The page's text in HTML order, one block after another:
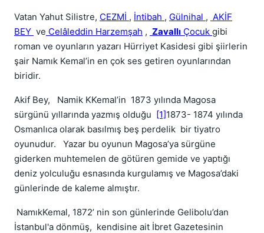
Vatan Yahut Silistre, CEZMİ , İntibah , Gülnihal , AKİF
BEY ve Celâleddin Harzemşah , Zavallı Çocuk gibi
roman ve oyunların yazarı Hürriyet Kasidesi gibi şiirlerin
şair Namık Kemal’in en çok ses getiren oyunlarından
biridir.
Akif Bey, Namik KKemal’in 1873 yılında Magosa
sürgünü yıllarında yazmış olduğu [1]1873- 1874 yılında
Osmanlıca olarak basılmış beş perdelik bir tiyatro
oyunudur. Yazar bu oyunun Magosa’ya sürgüne
giderken muhtemelen de götüren gemide ve yaptığı
deniz yolculuğu esnasında kurgulamış ve Magosa’daki
günlerinde de kaleme almıştır.
NamıkKemal, 1872’ nin son günlerinde Gelibolu’dan
İstanbul'a dönmüş, kendisine ait İbret Gazetesinin